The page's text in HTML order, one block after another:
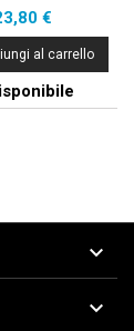
€
al carrello

